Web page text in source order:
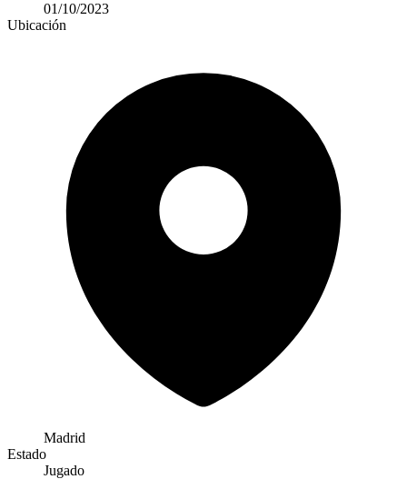
01/10/2023
Ubicación
Madrid
Estado
Jugado